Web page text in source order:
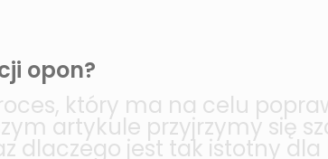
opon?
który ma na celu
artykule przyjrzymy się
dlaczego jest tak istotny dla